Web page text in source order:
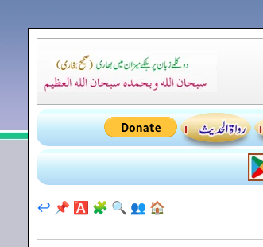
🏠
👥
🔍
🧩
🅰️
📌
↩️